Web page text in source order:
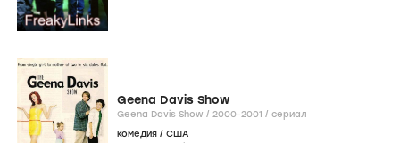
Geena Davis Show
Geena Davis Show / 2000-2001 / сериал
комедия / США